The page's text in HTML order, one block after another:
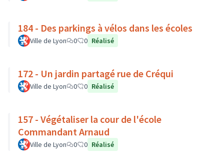
184 - Des parkings à vélos dans les écoles
Ville de Lyon 0 0 Réalisé
172 - Un jardin partagé rue de Créqui
Ville de Lyon 0 0 Réalisé
157 - Végétaliser la cour de l'école
Commandant Arnaud
Ville de Lyon 0 0 Réalisé